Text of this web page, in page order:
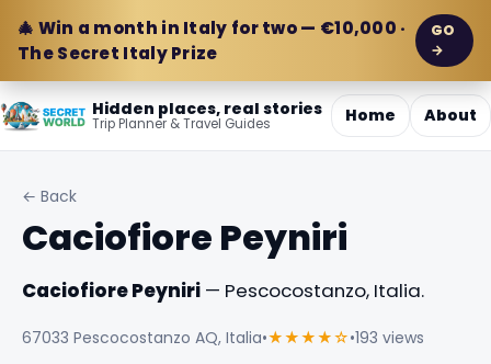
🎄 Win a month in Italy for two — €10,000 ·
The Secret Italy Prize
GO
→
Hidden places, real stories
Trip Planner & Travel Guides Home About
← Back
Caciofiore Peyniri
Caciofiore Peyniri — Pescocostanzo, Italia.
67033 Pescocostanzo AQ, Italia•★★★★☆•193 views